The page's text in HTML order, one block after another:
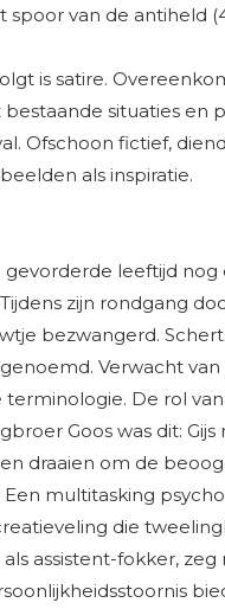
spoor van de antiheld
is satire.
situaties en
Ofschoon fictief,
als inspiratie.
leeftijd nog
zijn rondgang
bezwangerd.
Verwacht
De rol van
Goos was dit: Gijs
draaien om de
multitasking
die
assistent-fokker, zeg